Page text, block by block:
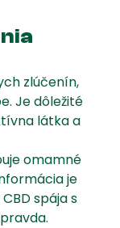
zlúčenín,
Je dôležité
látka a
omamné
je
spája s